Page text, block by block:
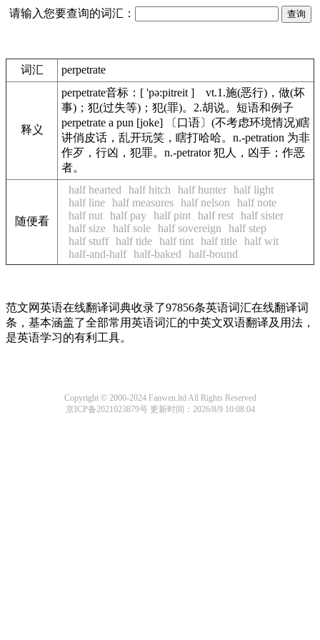
请输入您要查询的词汇：
词汇 perpetrate
释义
perpetrate音标：[ 'pə:pitreit ] vt.1.施(恶行)，做(坏
事)；犯(过失等)；犯(罪)。2.胡说。短语和例子
perpetrate a pun [joke] 〔口语〕(不考虑环境情况)瞎
讲俏皮话，乱开玩笑，瞎打哈哈。n.-petration 为非
作歹，行凶，犯罪。n.-petrator 犯人，凶手；作恶
者。
随便看
half hearted half hitch half hunter half light
half line half measures half nelson
half note
half nut half pay half pint half rest half sister
half size half sole half sovereign
half step
half stuff half tide half tint half title half wit
half-and-half half-baked half-bound
范文网英语在线翻译词典收录了97856条英语词汇在线翻译词
条，基本涵盖了全部常用英语词汇的中英文双语翻译及用法，
是英语学习的有利工具。
Copyright © 2000-2024 Fanwen.ltd All Rights Reserved
京ICP备2021023879号更新时间：2026/8/9 10:08:04